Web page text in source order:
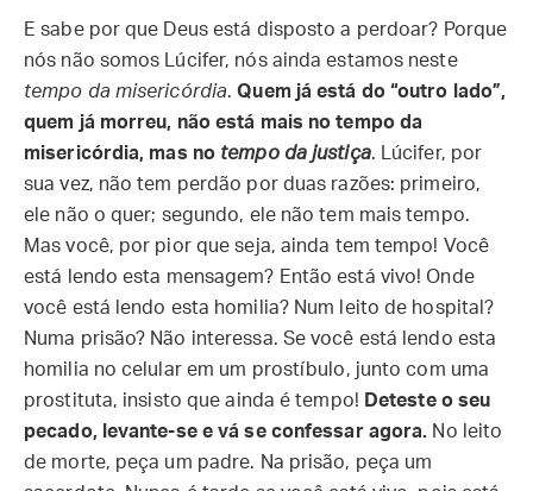
E sabe por que Deus está disposto a perdoar? Porque
nós não somos Lúcifer, nós ainda estamos neste
tempo da misericórdia.Quem já está do “outro lado”,
quem já morreu, não está mais no tempo da
misericórdia, mas no tempo da justiça. Lúcifer, por
sua vez, não tem perdão por duas razões: primeiro,
ele não o quer; segundo, ele não tem mais tempo.
Mas você, por pior que seja, ainda tem tempo! Você
está lendo esta mensagem? Então está vivo! Onde
você está lendo esta homilia? Num leito de hospital?
Numa prisão? Não interessa. Se você está lendo esta
homilia no celular em um prostíbulo, junto com uma
prostituta, insisto que ainda é tempo! Deteste o seu
pecado, levante-se e vá se confessar agora. No leito
de morte, peça um padre. Na prisão, peça um